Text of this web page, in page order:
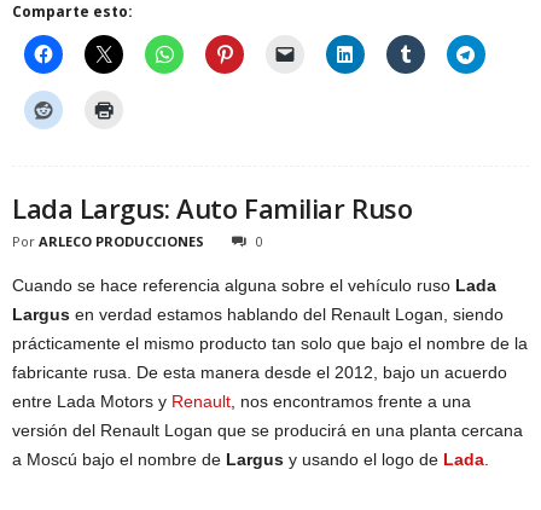
Comparte esto:
Lada Largus: Auto Familiar Ruso
Por ARLECO PRODUCCIONES 0
Cuando se hace referencia alguna sobre el vehículo ruso Lada
Largus en verdad estamos hablando del Renault Logan, siendo
prácticamente el mismo producto tan solo que bajo el nombre de la
fabricante rusa. De esta manera desde el 2012, bajo un acuerdo
entre Lada Motors y Renault , nos encontramos frente a una
versión del Renault Logan que se producirá en una planta cercana
a Moscú bajo el nombre de Largus y usando el logo de Lada